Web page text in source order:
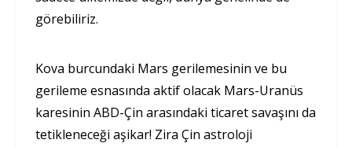
görebiliriz.
Kova burcundaki Mars gerilemesinin ve bu
gerileme esnasında aktif olacak Mars-Uranüs
karesinin ABD-Çin arasındaki ticaret savaşını da
tetikleneceği aşikar! Zira Çin astroloji